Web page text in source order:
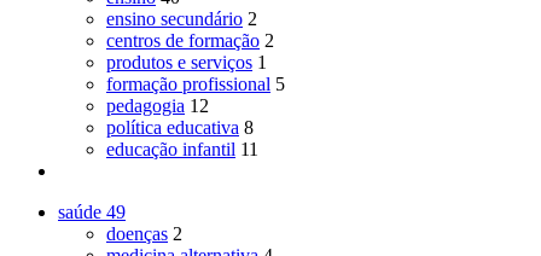
ensino secundário 2
centros de formação 2
produtos e serviços 1
formação profissional 5
pedagogia 12
política educativa 8
educação infantil 11
saúde 49
doenças 2